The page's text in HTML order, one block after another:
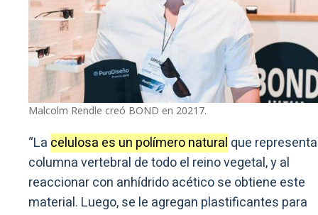
Malcolm Rendle creó BOND en 20217.
“La celulosa es un polímero natural que
columna vertebral de todo el reino vegetal, y al
reaccionar con anhídrido acético se obtiene este
material. Luego, se le agregan plastificantes para